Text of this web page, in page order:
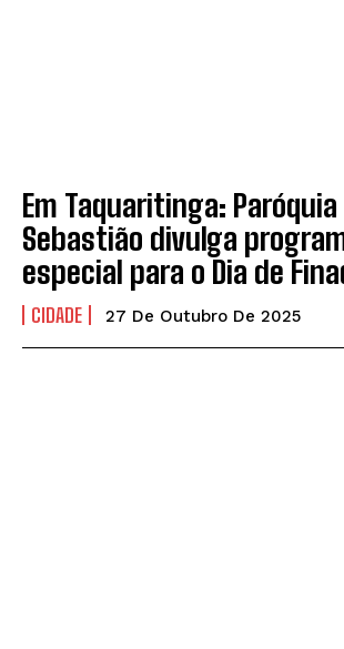
Em Taquaritinga: Paróquia
Sebastião divulga
especial para o Dia de
CIDADE 27 De Outubro De 2025